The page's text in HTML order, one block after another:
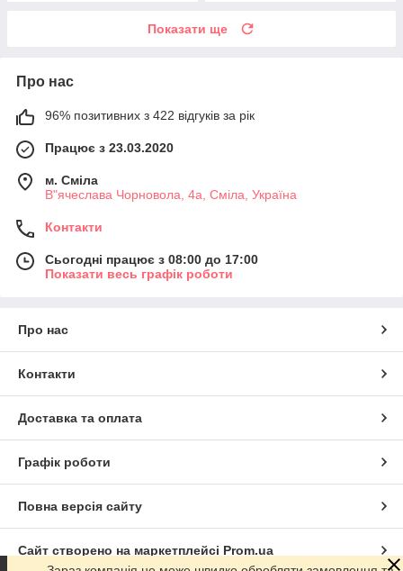
Показати ще
Про нас
96% позитивних з 422 відгуків за рік
Працює з 23.03.2020
м. Сміла
В"ячеслава Чорновола, 4а, Сміла, Україна
Контакти
Сьогодні працює з 08:00 до 17:00
Показати весь графік роботи
Про нас
Контакти
Доставка та оплата
Графік роботи
Повна версія сайту
Сайт створено на маркетплейсі Prom.ua